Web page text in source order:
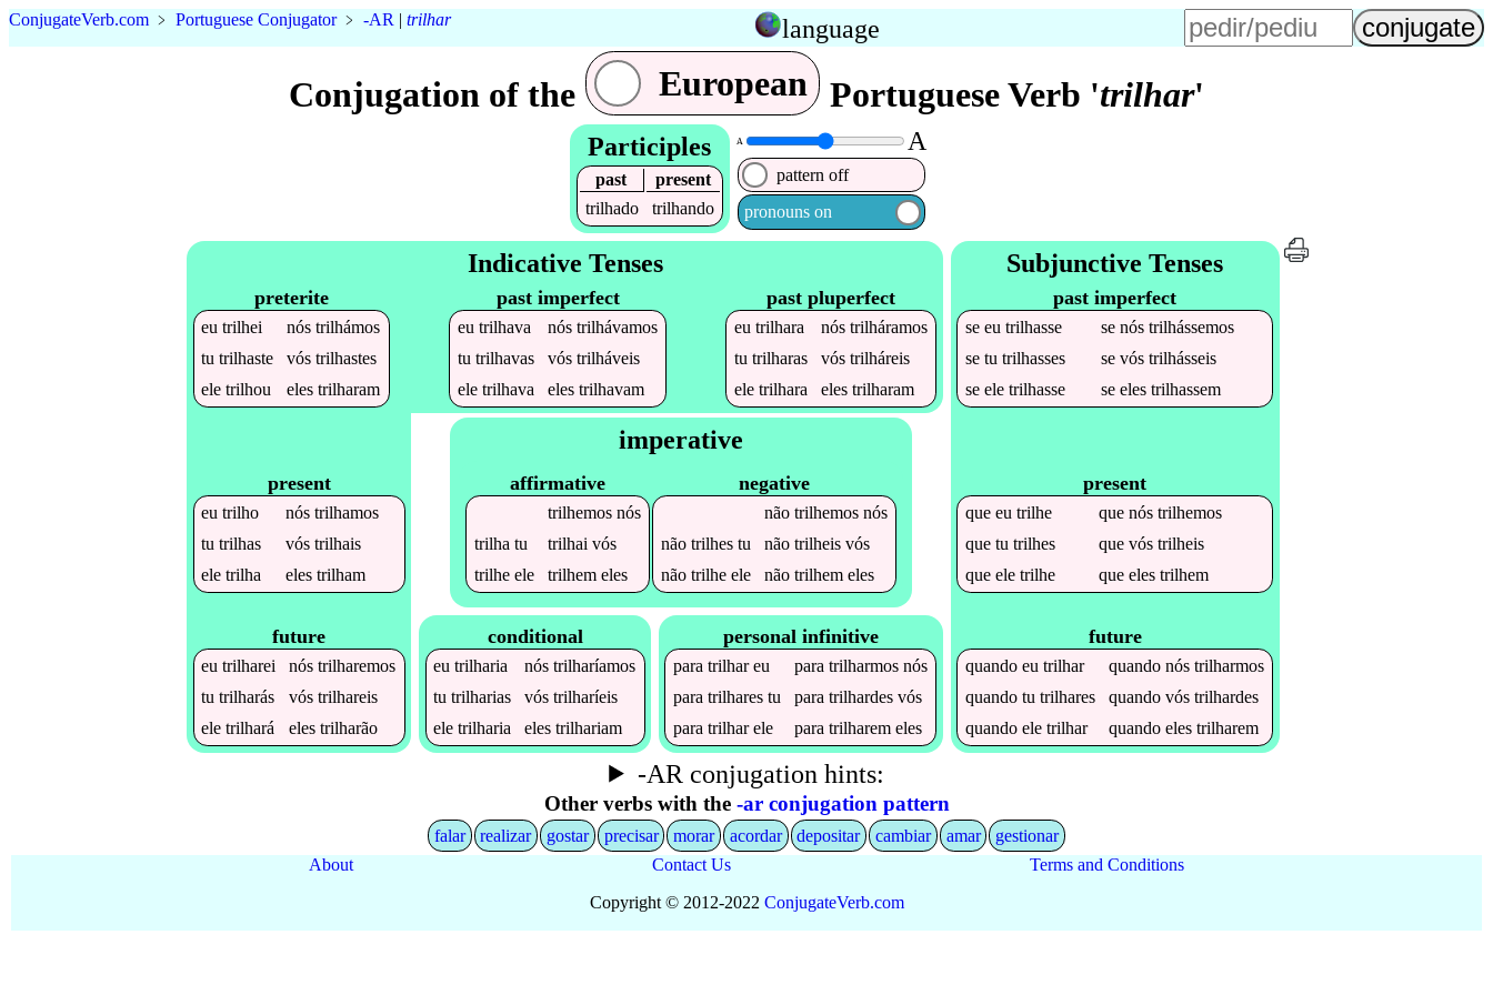
ConjugateVerb.com ﹥ Portuguese Conjugator﹥ -AR | trilhar language
Conjugation of the European Portuguese Verb 'trilhar'
Participles
past
present
trilhado
trilhando
A A
pattern off
pronouns on
Indicative Tenses
preterite
eutrilhei nóstrilhámos
tutrilhaste vóstrilhastes
eletrilhou elestrilharam
past imperfect
eu trilhava nós trilhávamos
tu trilhavas vós trilháveis
ele trilhava eles trilhavam
past pluperfect
eutrilhara nóstrilháramos
tutrilharas vóstrilháreis
eletrilhara elestrilharam
present
eutrilho nóstrilhamos
tutrilhas vóstrilhais
eletrilha elestrilham
future
eutrilharei nóstrilharemos
tutrilharás vóstrilhareis
eletrilhará elestrilharão
imperative
affirmative
trilhemosnós
trilha tu trilhai vós
trilheele trilhemeles
negative
não trilhemosnós
não trilhestu não trilheisvós
não trilheele não trilhemeles
conditional
eutrilharia nóstrilharíamos
tutrilharias vóstrilharíeis
eletrilharia elestrilhariam
personal infinitive
paratrilhareu paratrilharmos nós
paratrilhares tu paratrilhardes vós
paratrilharele paratrilharem eles
Subjunctive Tenses
past imperfect
seeutrilhasse senóstrilhássemos
setutrilhasses sevóstrilhásseis
seeletrilhasse seelestrilhassem
present
queeutrilhe quenóstrilhemos
quetutrilhes quevóstrilheis
queeletrilhe queelestrilhem
future
quandoeutrilhar quandonóstrilharmos
quandotutrilhares quandovóstrilhardes
quandoeletrilhar quandoelestrilharem
-AR conjugation hints:
Other verbs with the -ar conjugation pattern
falar realizar gostar precisar morar acordar depositar cambiar amar
gestionar
About
Contact Us
Terms and Conditions
Copyright © 2012-2022 ConjugateVerb.com